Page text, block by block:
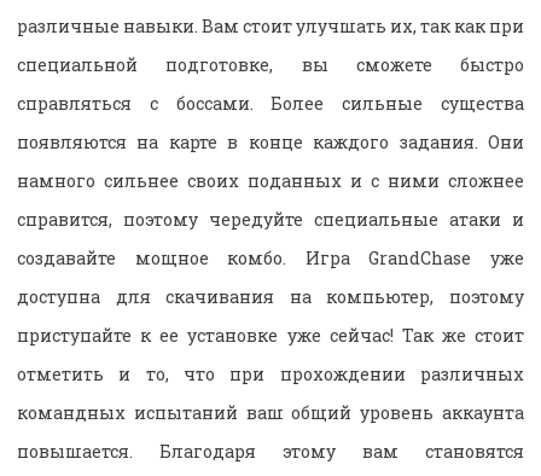
различные навыки. Вам стоит улучшать их, так как при
специальной подготовке, вы сможете быстро
справляться с боссами. Более сильные существа
появляются на карте в конце каждого задания. Они
намного сильнее своих поданных и с ними сложнее
справится, поэтому чередуйте специальные атаки и
создавайте мощное комбо. Игра GrandChase уже
доступна для скачивания на компьютер, поэтому
приступайте к ее установке уже сейчас! Так же стоит
отметить и то, что при прохождении различных
командных испытаний ваш общий уровень аккаунта
повышается. Благодаря этому вам становятся